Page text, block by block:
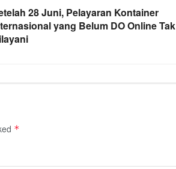
28 Juni, Pelayaran Kontainer
yang Belum DO Online Tak
*